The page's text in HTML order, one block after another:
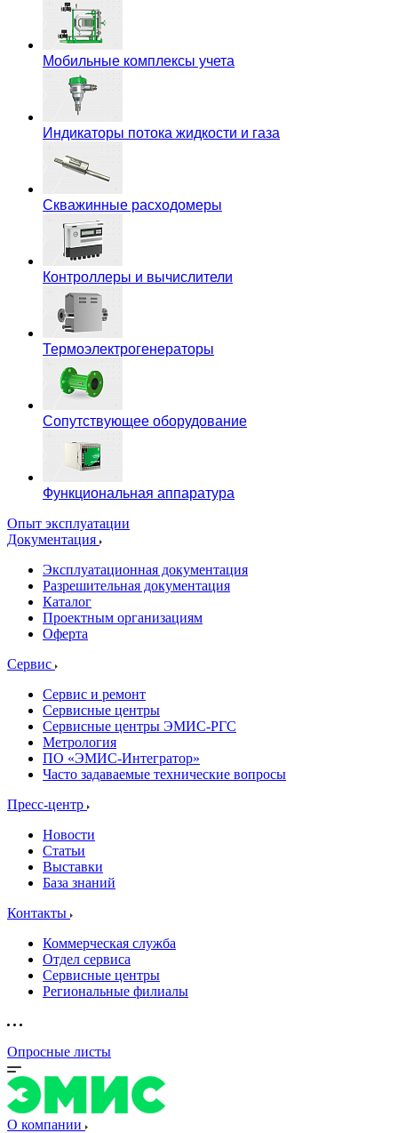
Мобильные комплексы учета
Индикаторы потока жидкости и газа
Скважинные расходомеры
Контроллеры и вычислители
Термоэлектрогенераторы
Сопутствующее оборудование
Функциональная аппаратура
Опыт эксплуатации
Документация
Эксплуатационная документация
Разрешительная документация
Каталог
Проектным организациям
Оферта
Сервис
Сервис и ремонт
Сервисные центры
Сервисные центры ЭМИС-РГС
Метрология
ПО «ЭМИС-Интегратор»
Часто задаваемые технические вопросы
Пресс-центр
Новости
Статьи
Выставки
База знаний
Контакты
Коммерческая служба
Отдел сервиса
Сервисные центры
Региональные филиалы
Опросные листы
О компании